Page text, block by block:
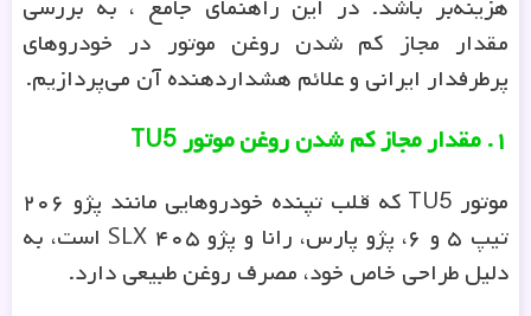
هزینه‌بر باشد. در این راهنمای جامع ، به بررسی
مقدار مجاز کم شدن روغن موتور در خودروهای
پرطرفدار ایرانی و علائم هشداردهنده آن می‌پردازیم.
۱. مقدار مجاز کم شدن روغن موتور TU5
موتور TU5 که قلب تپنده خودروهایی مانند پژو ۲۰۶
تیپ ۵ و ۶، پژو پارس، رانا و پژو ۴۰۵ SLX است، به
دلیل طراحی خاص خود، مصرف روغن طبیعی دارد.